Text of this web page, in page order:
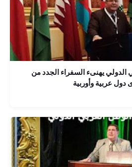
الدولي يهنىء السفراء الجدد من
دول عربية وأوربية